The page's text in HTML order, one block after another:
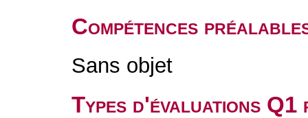
Compétences
Sans objet
Types d'évaluations